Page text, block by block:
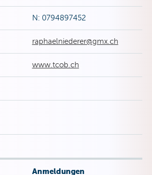
N: 0794897452
raphaelniederer@gmx.ch
www.tcob.ch
Anmeldungen